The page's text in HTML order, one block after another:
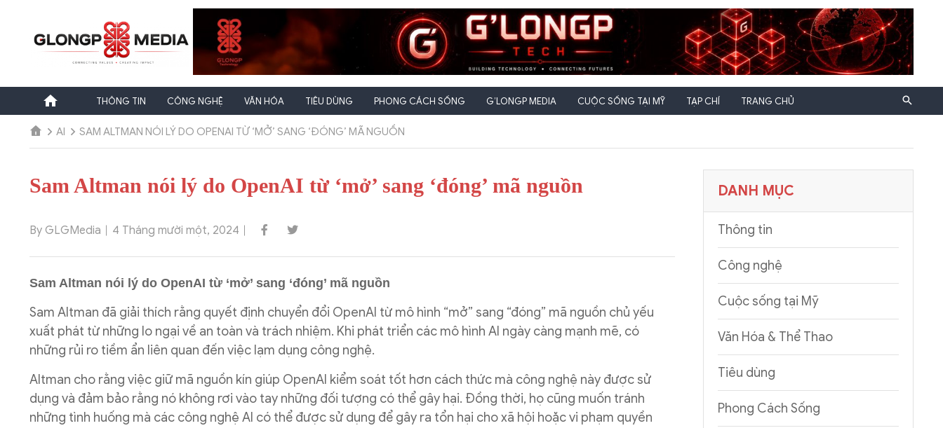
THÔNG TIN CÔNG NGHỆ VĂN HÓA TIÊU DÙNG PHONG CÁCH SỐNG G’LONGP MEDIA CUỘC SỐNG TẠI MỸ TẠP CHÍ TRANG CHỦ
AI SAM ALTMAN NÓI LÝ DO OPENAI TỪ ‘MỞ’ SANG ‘ĐÓNG’ MÃ NGUỒN
Sam Altman nói lý do OpenAI từ ‘mở’ sang ‘đóng’ mã nguồn
By GLGMedia 4 Tháng mười một, 2024
Sam Altman nói lý do OpenAI từ ‘mở’ sang ‘đóng’ mã nguồn
Sam Altman đã giải thích rằng quyết định chuyển đổi OpenAI từ mô hình “mở” sang “đóng” mã nguồn chủ yếu
xuất phát từ những lo ngại về an toàn và trách nhiệm. Khi phát triển các mô hình AI ngày càng mạnh mẽ, có
những rủi ro tiềm ẩn liên quan đến việc lạm dụng công nghệ.
Altman cho rằng việc giữ mã nguồn kín giúp OpenAI kiểm soát tốt hơn cách thức mà công nghệ này được sử
dụng và đảm bảo rằng nó không rơi vào tay những đối tượng có thể gây hại. Đồng thời, họ cũng muốn tránh
những tình huống mà các công nghệ AI có thể được sử dụng để gây ra tổn hại cho xã hội hoặc vi phạm quyền
DANH MỤC
Thông tin
Công nghệ
Cuộc sống tại Mỹ
Văn Hóa & Thể Thao
Tiêu dùng
Phong Cách Sống